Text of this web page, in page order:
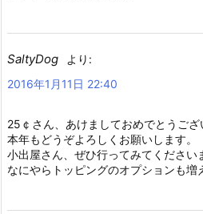
SaltyDog
より:
2016年1月11日 22:40
25￠さん、あけましておめでとうござ
本年もどうぞよろしくお願いします。
小出屋さん、ぜひ行ってみてください
なにやらトッピングのオプションも増